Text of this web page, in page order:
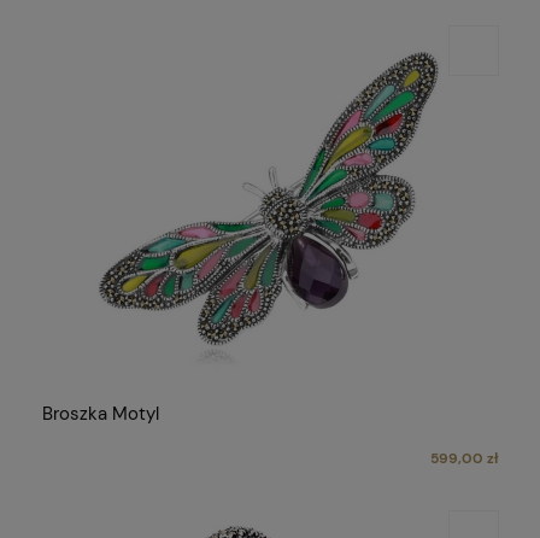
Broszka Motyl
599,00 zł